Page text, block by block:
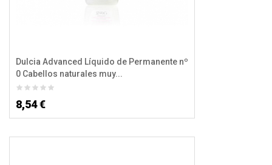
Dulcia Advanced Líquido de Permanente nº
0 Cabellos naturales muy...
8,54 €